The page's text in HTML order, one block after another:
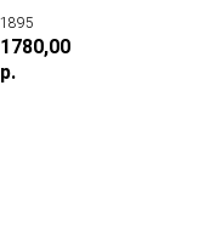
1895
1780,00
р.